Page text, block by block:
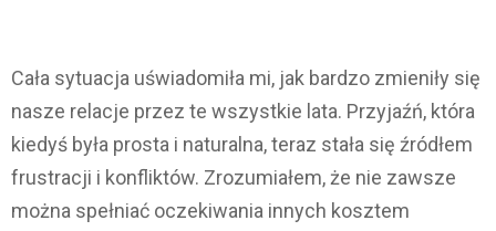
Cała sytuacja uświadomiła mi, jak bardzo zmieniły się
nasze relacje przez te wszystkie lata. Przyjaźń, która
kiedyś była prosta i naturalna, teraz stała się źródłem
frustracji i konfliktów. Zrozumiałem, że nie zawsze
można spełniać oczekiwania innych kosztem